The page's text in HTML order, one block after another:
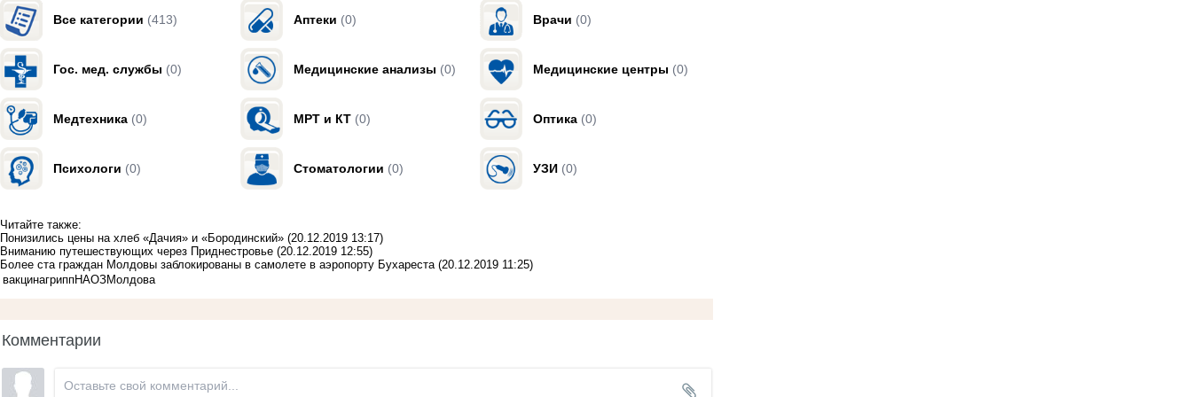
Все категории (413) Аптеки (0) Врачи (0)
Гос. мед. службы (0) Медицинские анализы (0) Медицинские центры (0)
Медтехника (0) МРТ и КТ (0) Оптика (0)
Психологи (0) Стоматологии (0) УЗИ (0)
Читайте также:
Понизились цены на хлеб «Дачия» и «Бородинский» (20.12.2019 13:17)
Вниманию путешествующих через Приднестровье (20.12.2019 12:55)
Более ста граждан Молдовы заблокированы в самолете в аэропорту Бухареста (20.12.2019 11:25)
вакцинагриппНАОЗМолдова
Комментарии